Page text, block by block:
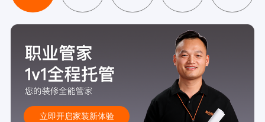
立即开启家装新体验